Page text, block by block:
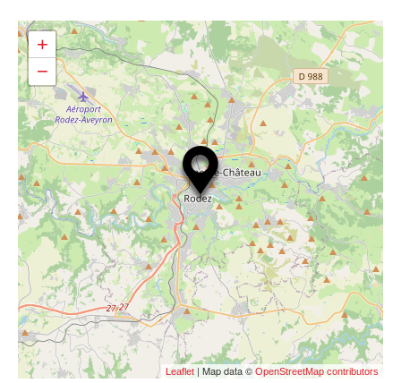
+
−
Leaflet | Map data © OpenStreetMap contributors